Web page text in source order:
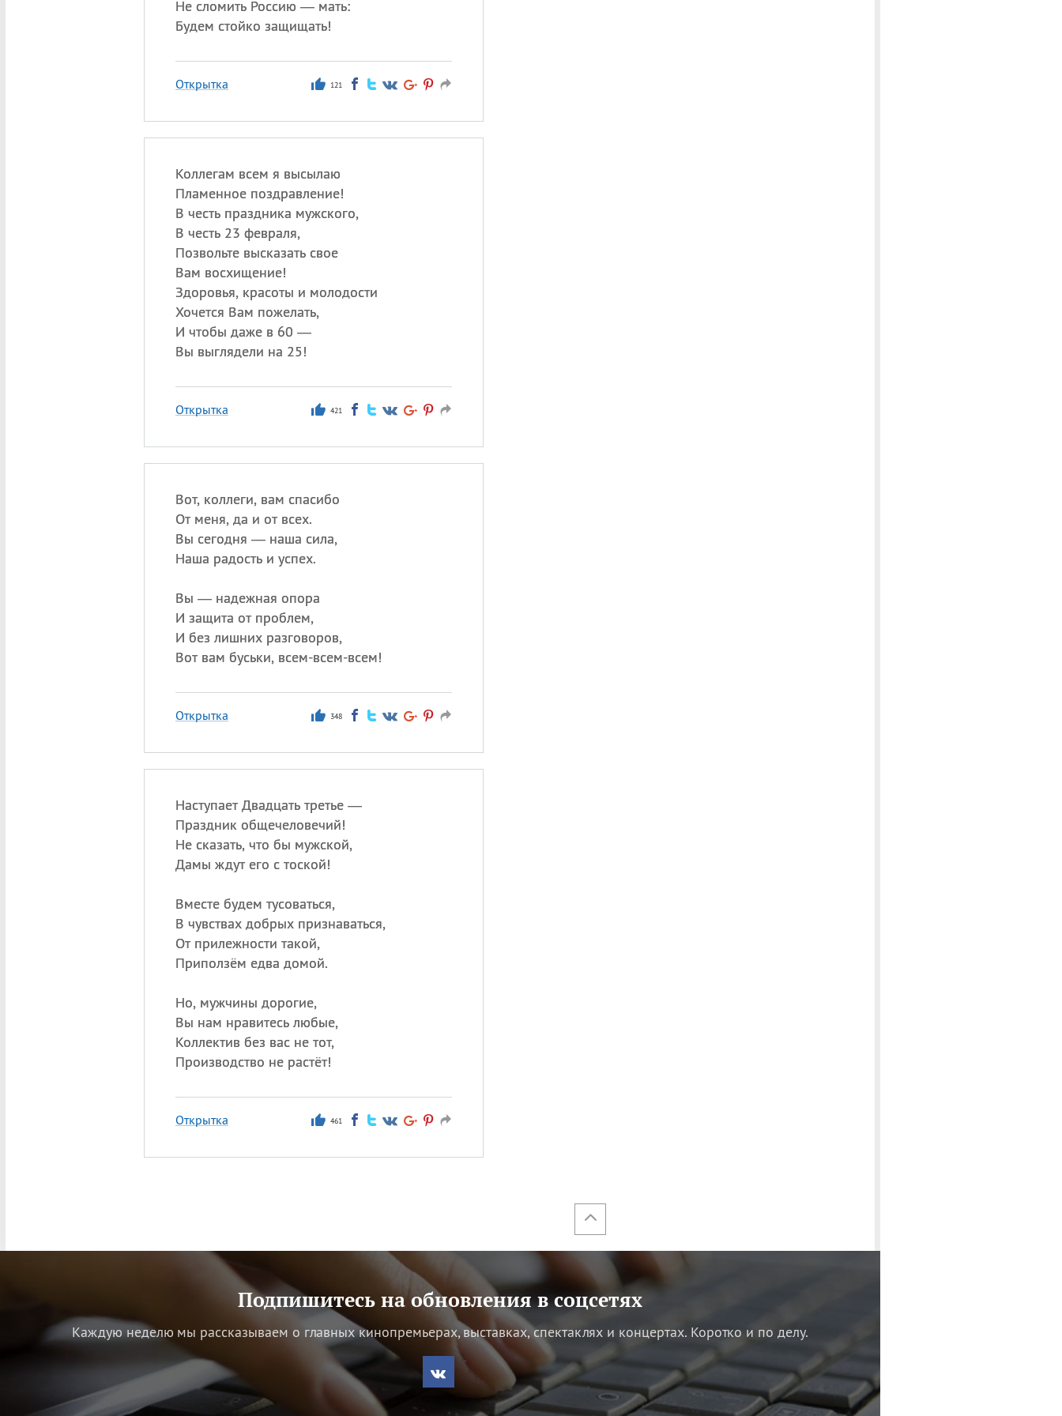
Не сломить Россию — мать:
Будем стойко защищать!
Открытка 121
Коллегам всем я высылаю
Пламенное поздравление!
В честь праздника мужского,
В честь 23 февраля,
Позвольте высказать свое
Вам восхищение!
Здоровья, красоты и молодости
Хочется Вам пожелать,
И чтобы даже в 60 —
Вы выглядели на 25!
Открытка 421
Вот, коллеги, вам спасибо
От меня, да и от всех.
Вы сегодня — наша сила,
Наша радость и успех.
Вы — надежная опора
И защита от проблем,
И без лишних разговоров,
Вот вам буськи, всем-всем-всем!
Открытка 348
Наступает Двадцать третье —
Праздник общечеловечий!
Не сказать, что бы мужской,
Дамы ждут его с тоской!
Вместе будем тусоваться,
В чувствах добрых признаваться,
От прилежности такой,
Приползём едва домой.
Но, мужчины дорогие,
Вы нам нравитесь любые,
Коллектив без вас не тот,
Производство не растёт!
Открытка 461
Подпишитесь на обновления в соцсетях
Каждую неделю мы рассказываем о главных кинопремьерах, выставках, спектаклях и концертах. Коротко и по делу.